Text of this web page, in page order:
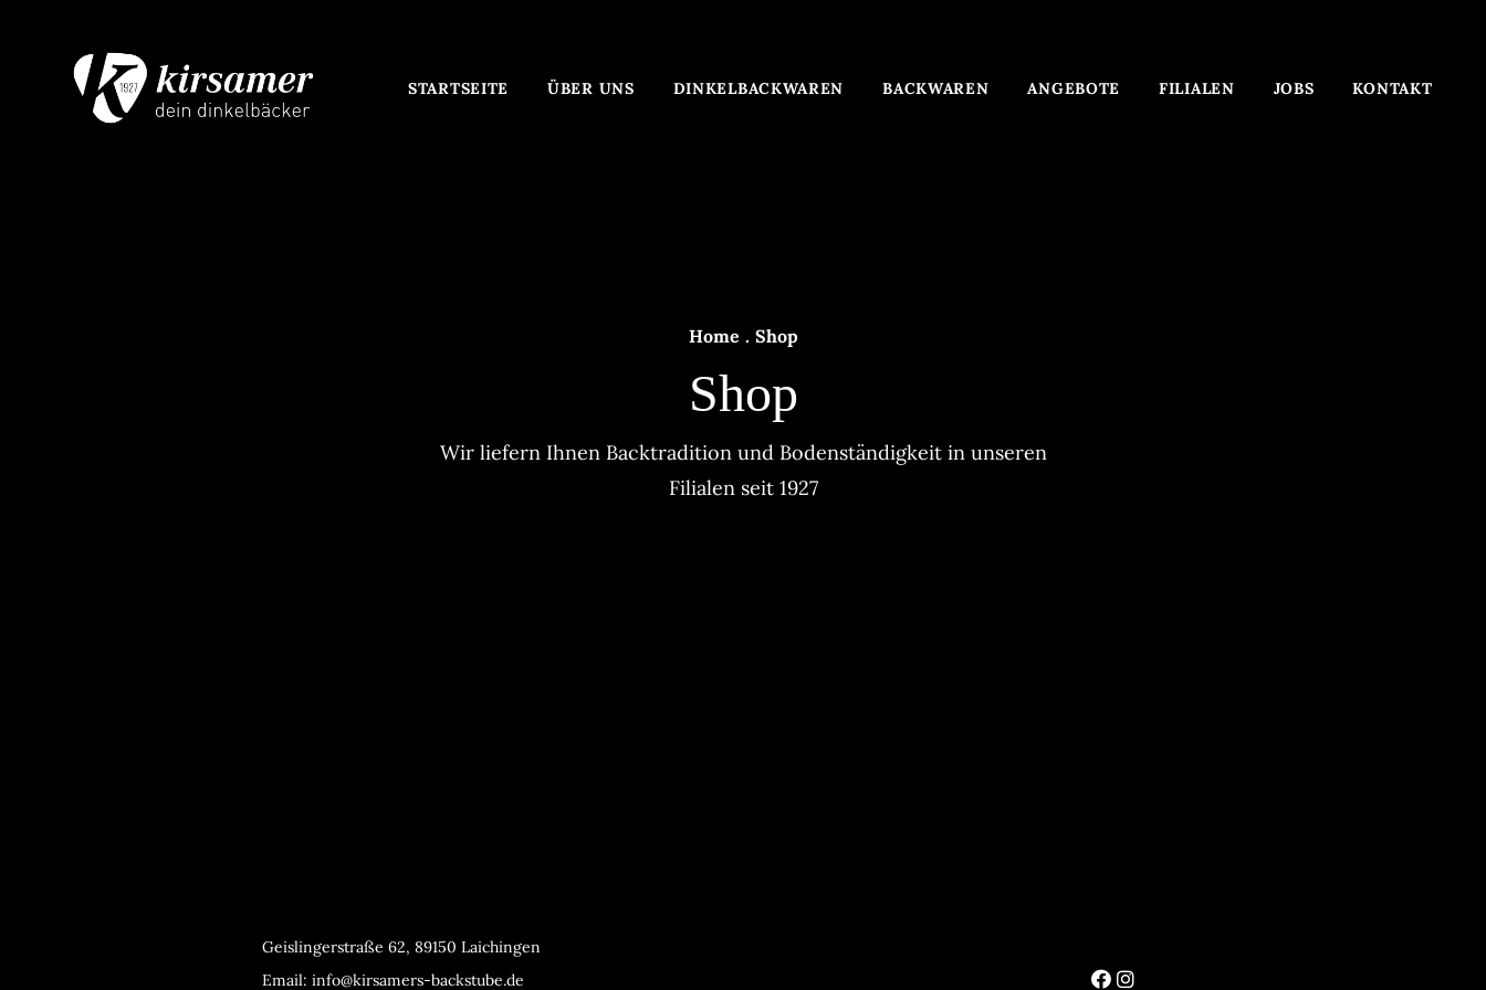
STARTSEITE ÜBER UNS DINKELBACKWAREN BACKWAREN ANGEBOTE FILIALEN JOBS KONTAKT
Home . Shop
Shop
Wir liefern Ihnen Backtradition und Bodenständigkeit in unseren
Filialen seit 1927
Geislingerstraße 62, 89150 Laichingen
Email: info@kirsamers-backstube.de